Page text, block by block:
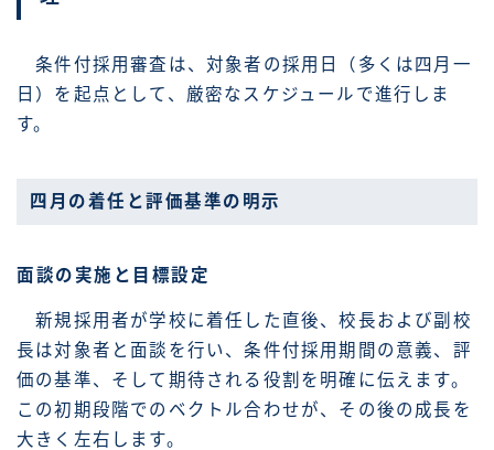
条件付採用審査は、対象者の採用日（多くは四月一
日）を起点として、厳密なスケジュールで進行しま
す。
四月の着任と評価基準の明示
面談の実施と目標設定
新規採用者が学校に着任した直後、校長および副校
長は対象者と面談を行い、条件付採用期間の意義、評
価の基準、そして期待される役割を明確に伝えます。
この初期段階でのベクトル合わせが、その後の成長を
大きく左右します。